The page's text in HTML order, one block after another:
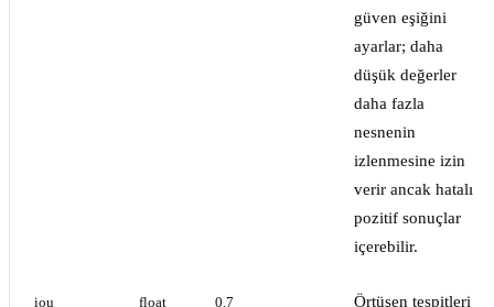
güven eşiğini
ayarlar; daha
düşük değerler
daha fazla
nesnenin
izlenmesine izin
verir ancak hatalı
pozitif sonuçlar
içerebilir.
iou float 0.7
Örtüşen tespitleri